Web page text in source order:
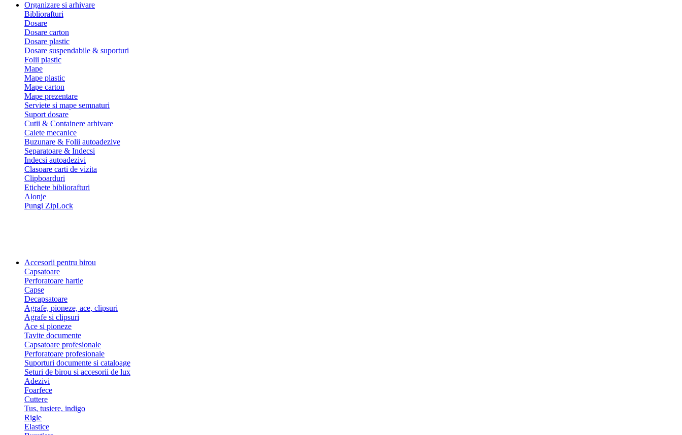
Organizare si arhivare
Bibliorafturi
Dosare
Dosare carton
Dosare plastic
Dosare suspendabile & suporturi
Folii plastic
Mape
Mape plastic
Mape carton
Mape prezentare
Serviete si mape semnaturi
Suport dosare
Cutii & Containere arhivare
Caiete mecanice
Buzunare & Folii autoadezive
Separatoare & Indecsi
Indecsi autoadezivi
Clasoare carti de vizita
Clipboarduri
Etichete bibliorafturi
Alonje
Pungi ZipLock
Accesorii pentru birou
Capsatoare
Perforatoare hartie
Capse
Decapsatoare
Agrafe, pioneze, ace, clipsuri
Agrafe si clipsuri
Ace si pioneze
Tavite documente
Capsatoare profesionale
Perforatoare profesionale
Suporturi documente si cataloage
Seturi de birou si accesorii de lux
Adezivi
Foarfece
Cuttere
Tus, tusiere, indigo
Rigle
Elastice